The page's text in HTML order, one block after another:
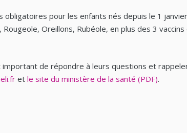
obligatoires pour les enfants nés depuis le 1
Oreillons, Rubéole, en plus des 3 vaccins
de répondre à leurs questions et
et le site du ministère de la santé (PDF).